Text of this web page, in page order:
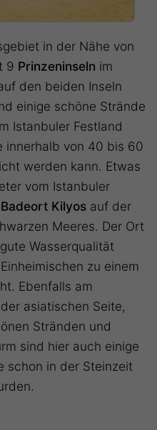
in der Nähe von
9 Prinzeninseln im
den beiden Inseln
einige schöne Strände
Istanbuler Festland
innerhalb von 40 bis 60
werden kann. Etwas
vom Istanbuler
Badeort Kilyos auf der
Meeres. Der Ort
Wasserqualität
zu einem
Ebenfalls am
asiatischen Seite,
Stränden und
sind hier auch einige
schon in der Steinzeit